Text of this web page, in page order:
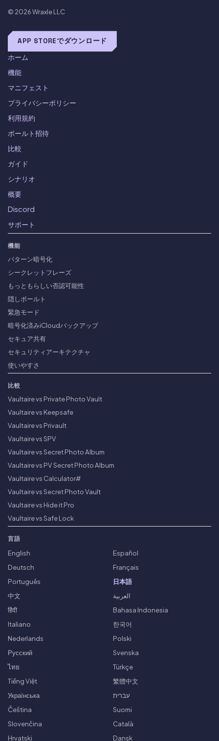
© 2026Wraxle LLC
APP STOREでダウンロード
ホーム
機能
マニフェスト
プライバシーポリシー
利用規約
ボールト招待
比較
ガイド
シナリオ
概要
Discord
サポート
機能
パターン暗号化
シークレットフレーズ
もっともらしい否認可能性
隠しボールト
緊急モード
暗号化済みiCloudバックアップ
セキュア共有
セキュリティアーキテクチャ
使いやすさ
比較
Vaultaire vs Private Photo Vault
Vaultaire vs Keepsafe
Vaultaire vs Privault
Vaultaire vs SPV
Vaultaire vs Secret Photo Album
Vaultaire vs PV Secret Photo Album
Vaultaire vs Calculator#
Vaultaire vs Secret Photo Vault
Vaultaire vs Hide it Pro
Vaultaire vs Safe Lock
言語
English
Español
Deutsch
Français
Português
日本語
中文
العربية
हिंदी
Bahasa Indonesia
Italiano
한국어
Nederlands
Polski
Русский
Svenska
ไทย
Türkçe
Tiếng Việt
繁體中文
Українська
עברית
Čeština
Suomi
Slovenčina
Català
Hrvatski
Dansk